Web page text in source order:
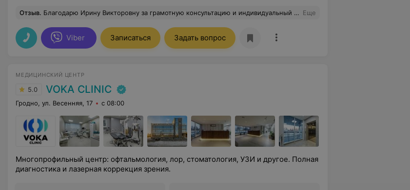
Отзыв. Благодарю Ирину Викторовну за грамотную консультацию и индивидуальный подход ! Прекрасный специалист ! Еще
Viber Записаться Задать вопрос
МЕДИЦИНСКИЙ ЦЕНТР
5.0 VOKA CLINIC
Гродно, ул. Весенняя, 17 с 08:00
Многопрофильный центр: офтальмология, лор, стоматология, УЗИ и другое. Полная
диагностика и лазерная коррекция зрения.